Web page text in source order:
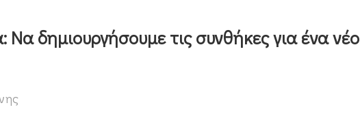
Να δημιουργήσουμε τις συνθήκες για ένα νέο